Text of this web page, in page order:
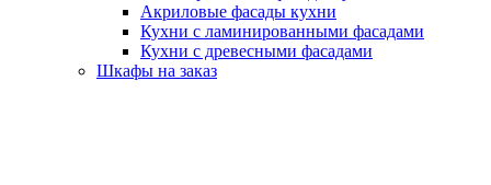
Акриловые фасады кухни
Кухни с ламинированными фасадами
Кухни с древесными фасадами
Шкафы на заказ